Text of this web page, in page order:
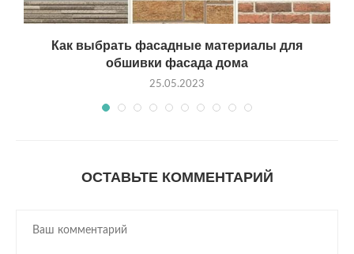
Как выбрать фасадные материалы для
обшивки фасада дома
25.05.2023
ОСТАВЬТЕ КОММЕНТАРИЙ